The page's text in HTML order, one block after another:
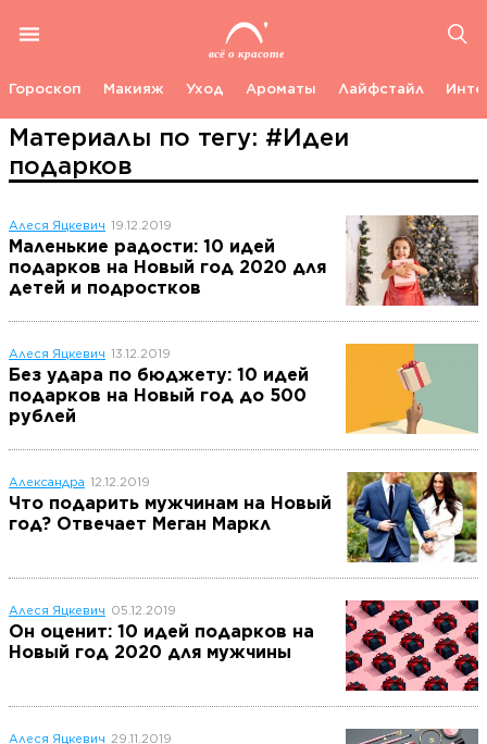
Гороскоп Макияж Уход Ароматы Лайфстайл
Материалы по тегу: #Идеи
подарков
Алеся Яцкевич 19.12.2019
Маленькие радости: 10 идей
подарков на Новый год 2020 для
детей и подростков
Алеся Яцкевич 13.12.2019
Без удара по бюджету: 10 идей
подарков на Новый год до 500
рублей
Александра 12.12.2019
Что подарить мужчинам на Новый
год? Отвечает Меган Маркл
Алеся Яцкевич 05.12.2019
Он оценит: 10 идей подарков на
Новый год 2020 для мужчины
Алеся Яцкевич 29.11.2019